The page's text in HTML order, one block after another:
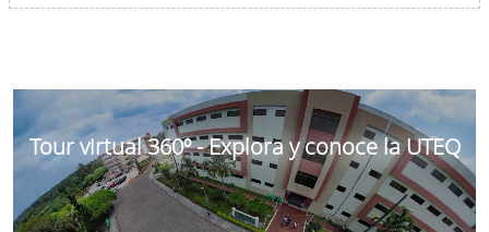
Tour virtual 360º - Explora y conoce la UTEQ